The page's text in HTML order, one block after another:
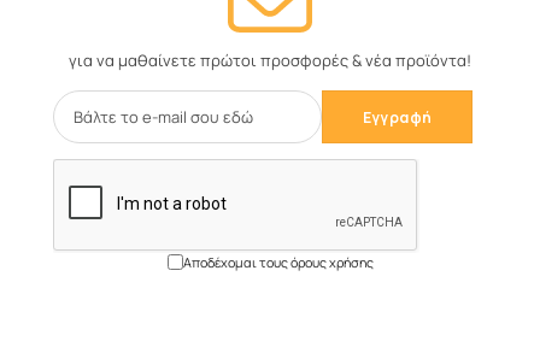
για να μαθαίνετε πρώτοι προσφορές & νέα προϊόντα!
Αποδέχομαι τους όρους χρήσης